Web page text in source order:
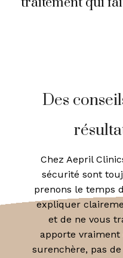
Des
Chez Aepril
sécurité sont
prenons le temps
expliquer
et de ne vous
apporte vraiment
surenchère, pas